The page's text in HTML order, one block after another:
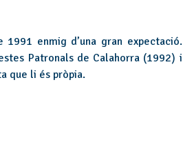
enmig d’una gran expectació.
Patronals de Calahorra (1992) i
que li és pròpia.